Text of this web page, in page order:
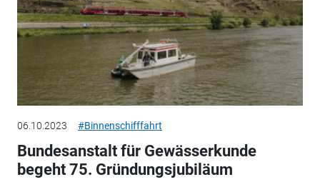
06.10.2023 #Binnenschifffahrt
Bundesanstalt für Gewässerkunde
begeht 75. Gründungsjubiläum